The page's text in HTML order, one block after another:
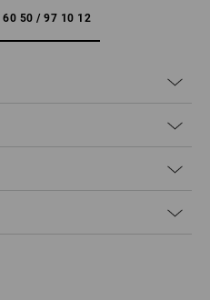
60 50 / 97 10 12